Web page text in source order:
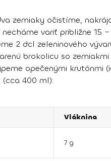
zemiaky očistíme,
variť približne 15
2 dcl zeleninového
brokolicu so
opečenými krutónmi
(cca 400 ml):
Vláknina
7 g